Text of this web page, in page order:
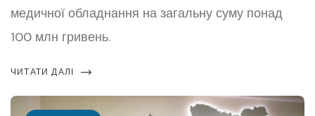
медичної обладнання на загальну суму понад
100 млн гривень.
ЧИТАТИ ДАЛІ